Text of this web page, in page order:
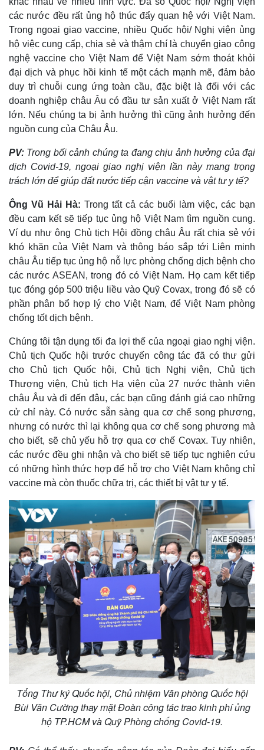
Infographic
Kinh tế
Bất động sản
Khởi nghiệp
Thị trường
Giá vàng
Tiêu dùng
Tỷ giá
Chứng khoán
Giá cà phê
các nước đều rất ủng hộ thúc đẩy quan hệ với Việt Nam.
Trong ngoại giao vaccine, nhiều Quốc hội/ Nghị viện ủng
hộ việc cung cấp, chia sẻ và thậm chí là chuyển giao công
nghệ vaccine cho Việt Nam để Việt Nam sớm thoát khỏi
đại dịch và phục hồi kinh tế một cách mạnh mẽ, đảm bảo
duy trì chuỗi cung ứng toàn cầu, đặc biệt là đối với các
doanh nghiệp châu Âu có đầu tư sản xuất ở Việt Nam rất
lớn. Nếu chúng ta bị ảnh hưởng thì cũng ảnh hưởng đến
nguồn cung của Châu Âu.
PV: Trong bối cảnh chúng ta đang chịu ảnh hưởng của đại
dịch Covid-19, ngoại giao nghị viện lần này mang trọng
trách lớn để giúp đất nước tiếp cận vaccine và vật tư y tế?
Ông Vũ Hải Hà: Trong tất cả các buổi làm việc, các bạn
đều cam kết sẽ tiếp tục ủng hộ Việt Nam tìm nguồn cung.
Ví dụ như ông Chủ tịch Hội đồng châu Âu rất chia sẻ với
khó khăn của Việt Nam và thông báo sắp tới Liên minh
châu Âu tiếp tục ủng hộ nỗ lực phòng chống dịch bệnh cho
các nước ASEAN, trong đó có Việt Nam. Họ cam kết tiếp
tục đóng góp 500 triệu liều vào Quỹ Covax, trong đó sẽ có
phần phân bổ hợp lý cho Việt Nam, để Việt Nam phòng
chống tốt dịch bệnh.
Chúng tôi tận dụng tối đa lợi thế của ngoại giao nghị viện.
Chủ tịch Quốc hội trước chuyến công tác đã có thư gửi
cho Chủ tịch Quốc hội, Chủ tịch Nghị viện, Chủ tịch
Thượng viện, Chủ tịch Hạ viện của 27 nước thành viên
châu Âu và đi đến đâu, các bạn cũng đánh giá cao những
cử chỉ này. Có nước sẵn sàng qua cơ chế song phương,
nhưng có nước thì lại không qua cơ chế song phương mà
cho biết, sẽ chủ yếu hỗ trợ qua cơ chế Covax. Tuy nhiên,
các nước đều ghi nhận và cho biết sẽ tiếp tục nghiên cứu
có những hình thức hợp để hỗ trợ cho Việt Nam không chỉ
vaccine mà còn thuốc chữa trị, các thiết bị vật tư y tế.
Tổng Thư ký Quốc hội, Chủ nhiệm Văn phòng Quốc hội
Bùi Văn Cường thay mặt Đoàn công tác trao kinh phí ủng
hộ TP.HCM và Quỹ Phòng chống Covid-19.